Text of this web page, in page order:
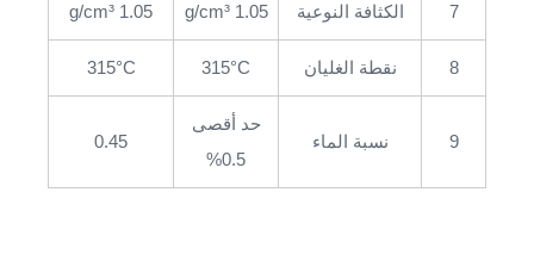
7 الكثافة النوعية 1.05 g/cm³
1.05 g/cm³
8 نقطة الغليان 315°C
315°C
9 نسبة الماء
حد أقصى
0.5%
0.45